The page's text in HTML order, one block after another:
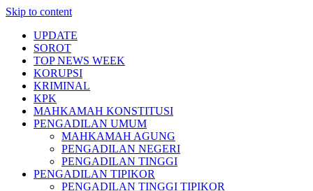
Skip to content
UPDATE
SOROT
TOP NEWS WEEK
KORUPSI
KRIMINAL
KPK
MAHKAMAH KONSTITUSI
PENGADILAN UMUM
MAHKAMAH AGUNG
PENGADILAN NEGERI
PENGADILAN TINGGI
PENGADILAN TIPIKOR
PENGADILAN TINGGI TIPIKOR